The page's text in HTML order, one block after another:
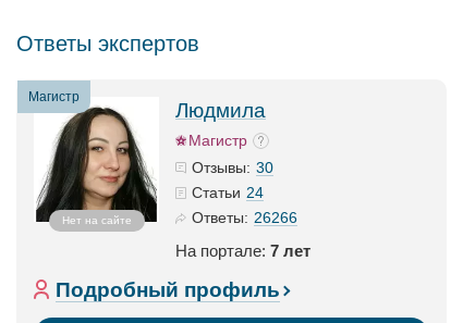
Ответы экспертов
Магистр
Нет на сайте
Людмила
Магистр
Отзывы: 30
Статьи 24
Ответы: 26266
На портале: 7 лет
Подробный профиль